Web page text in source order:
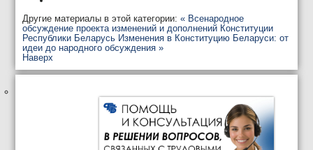
Другие материалы в этой категории: « Всенародное
обсуждение проекта изменений и дополнений Конституции
Республики Беларусь Изменения в Конституцию Беларуси: от
идеи до народного обсуждения »
Наверх